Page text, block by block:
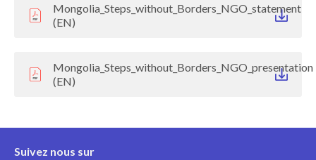
Mongolia_Steps_without_Borders_NGO_statement
(EN)
Mongolia_Steps_without_Borders_NGO_presentation
(EN)
Suivez nous sur